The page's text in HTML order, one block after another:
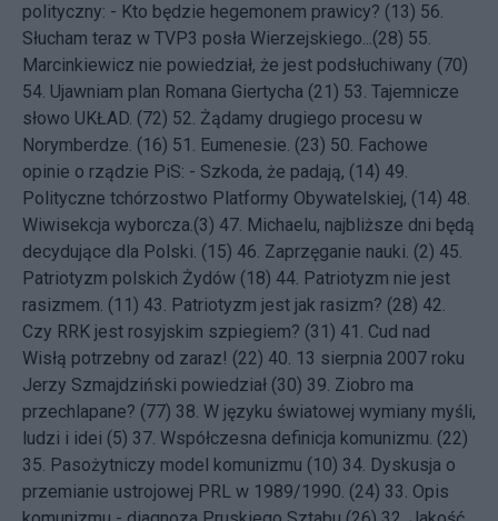
polityczny: - Kto będzie hegemonem prawicy? (13) 56.
Słucham teraz w TVP3 posła Wierzejskiego...(28) 55.
Marcinkiewicz nie powiedział, że jest podsłuchiwany (70)
54. Ujawniam plan Romana Giertycha (21) 53. Tajemnicze
słowo UKŁAD. (72) 52. Żądamy drugiego procesu w
Norymberdze. (16) 51. Eumenesie. (23) 50. Fachowe
opinie o rządzie PiS: - Szkoda, że padają, (14) 49.
Polityczne tchórzostwo Platformy Obywatelskiej, (14) 48.
Wiwisekcja wyborcza.(3) 47. Michaelu, najbliższe dni będą
decydujące dla Polski. (15) 46. Zaprzęganie nauki. (2) 45.
Patriotyzm polskich Żydów (18) 44. Patriotyzm nie jest
rasizmem. (11) 43. Patriotyzm jest jak rasizm? (28) 42.
Czy RRK jest rosyjskim szpiegiem? (31) 41. Cud nad
Wisłą potrzebny od zaraz! (22) 40. 13 sierpnia 2007 roku
Jerzy Szmajdziński powiedział (30) 39. Ziobro ma
przechlapane? (77) 38. W języku światowej wymiany myśli,
ludzi i idei (5) 37. Współczesna definicja komunizmu. (22)
35. Pasożytniczy model komunizmu (10) 34. Dyskusja o
przemianie ustrojowej PRL w 1989/1990. (24) 33. Opis